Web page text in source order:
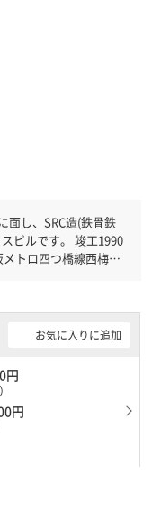
面し、SRC造(鉄骨鉄
す。 竣工1990
トロ四つ橋線西梅田
ススメです。土日・祝
出来ます。お気に入りに追加
円
円